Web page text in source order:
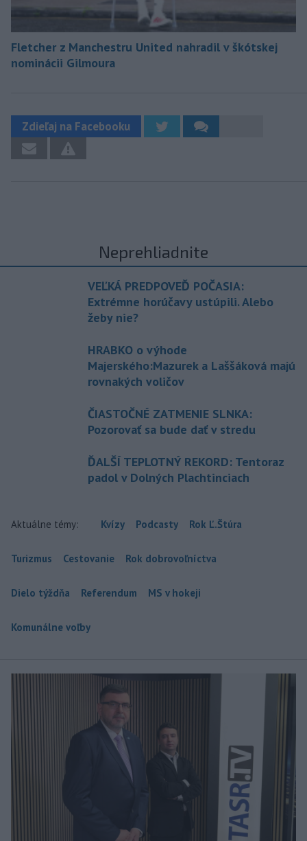
Fletcher z Manchestru United nahradil v škótskej
nominácii Gilmoura
Zdieľaj na Facebooku
Neprehliadnite
VEĽKÁ PREDPOVEĎ POČASIA:
Extrémne horúčavy ustúpili. Alebo
žeby nie?
HRABKO o výhode
Majerského:Mazurek a Laššáková majú
rovnakých voličov
ČIASTOČNÉ ZATMENIE SLNKA:
Pozorovať sa bude dať v stredu
ĎALŠÍ TEPLOTNÝ REKORD: Tentoraz
padol v Dolných Plachtinciach
Aktuálne témy: Kvízy Podcasty Rok Ľ.Štúra
Turizmus Cestovanie Rok dobrovoľníctva
Dielo týždňa Referendum MS v hokeji
Komunálne voľby